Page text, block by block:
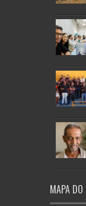
MAPA DO